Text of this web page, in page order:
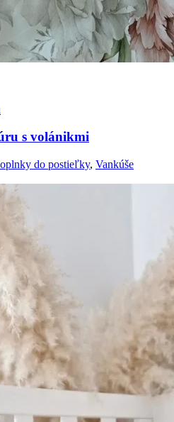
s volánikmi
do postieľky, Vankúše